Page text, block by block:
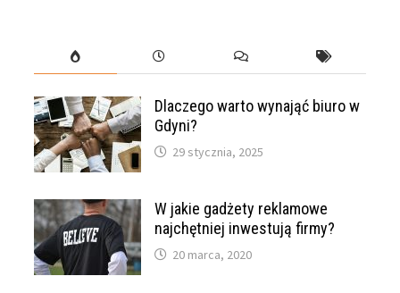
Dlaczego warto wynająć biuro w
Gdyni?
29 stycznia, 2025
W jakie gadżety reklamowe
najchętniej inwestują firmy?
20 marca, 2020